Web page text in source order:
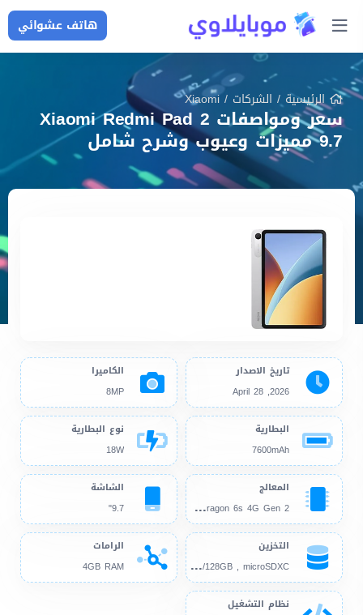
هاتف عشوائي
الرئيسية/ الشركات /
Xiaomi
سعر ومواصفات Xiaomi Redmi Pad 2
9.7 مميزات وعيوب وشرح شامل
تاريخ الاصدار
2026, April 28
الكاميرا
8MP
البطارية
7600mAh
نوع البطارية
18W
المعالج
Sna
pdragon 6s 4G Gen 2
الشاشة
9.7"
التخزين
64G
B/128GB , microSDXC
الرامات
4GB RAM
نظام التشغيل